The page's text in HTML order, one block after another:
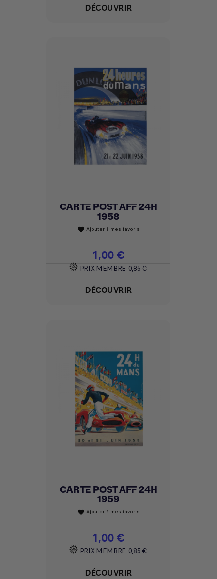
DÉCOUVRIR
CARTE POST AFF 24H
1958
favorite Ajouter à mes favoris
Prix
1,00 €
PRIX MEMBRE 0,85 €
DÉCOUVRIR
CARTE POST AFF 24H
1959
favorite Ajouter à mes favoris
Prix
1,00 €
PRIX MEMBRE 0,85 €
DÉCOUVRIR